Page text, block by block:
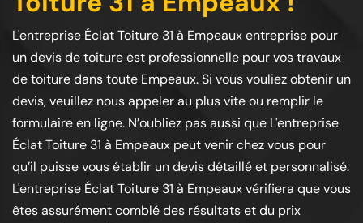
L'entreprise Éclat Toiture 31 à Empeaux entreprise pour
un devis de toiture est professionnelle pour vos travaux
de toiture dans toute Empeaux. Si vous vouliez obtenir un
devis, veuillez nous appeler au plus vite ou remplir le
formulaire en ligne. N’oubliez pas aussi que L'entreprise
Éclat Toiture 31 à Empeaux peut venir chez vous pour
qu’il puisse vous établir un devis détaillé et personnalisé.
L'entreprise Éclat Toiture 31 à Empeaux vérifiera que vous
êtes assurément comblé des résultats et du prix